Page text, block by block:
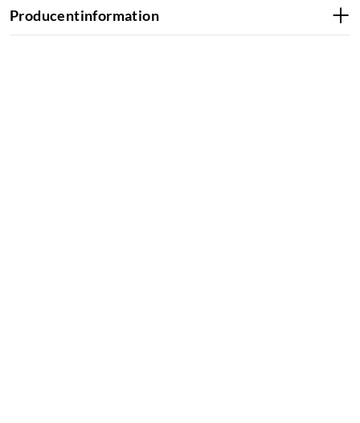
Trådlös anslutning för IoT-projekt
Producentinformation